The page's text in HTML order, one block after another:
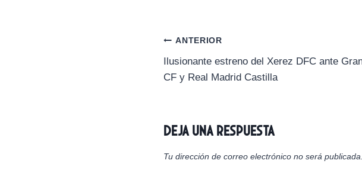
r
t
i
r
e
i
r
Navegación
de
ANTERIOR
Ilusionante estreno del Xerez DFC ante
CF y Real Madrid Castilla
Deja una respuesta
Tu dirección de correo electrónico no será publicada.